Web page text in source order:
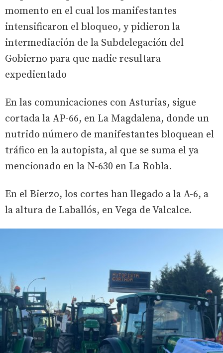
momento en el cual los manifestantes
intensificaron el bloqueo, y pidieron la
intermediación de la Subdelegación del
Gobierno para que nadie resultara
expedientado
En las comunicaciones con Asturias, sigue
cortada la AP-66, en La Magdalena, donde un
nutrido número de manifestantes bloquean el
tráfico en la autopista, al que se suma el ya
mencionado en la N-630 en La Robla.
En el Bierzo, los cortes han llegado a la A-6, a
la altura de Laballós, en Vega de Valcalce.